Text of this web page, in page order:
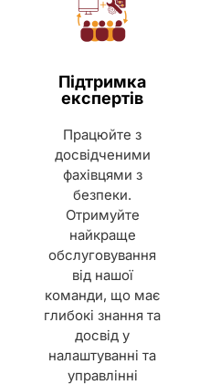
Підтримка
експертів
Працюйте з
досвідченими
фахівцями з
безпеки.
Отримуйте
найкраще
обслуговування
від нашої
команди, що має
глибокі знання та
досвід у
налаштуванні та
управлінні